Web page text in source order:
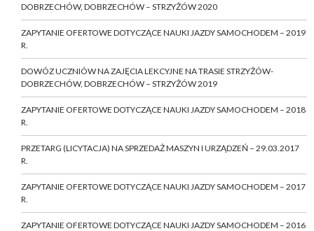
DOBRZECHÓW, DOBRZECHÓW – STRZYŻÓW 2020
ZAPYTANIE OFERTOWE DOTYCZĄCE NAUKI JAZDY SAMOCHODEM – 2019
R.
DOWÓZ UCZNIÓW NA ZAJĘCIA LEKCYJNE NA TRASIE STRZYŻÓW-
DOBRZECHÓW, DOBRZECHÓW – STRZYŻÓW 2019
ZAPYTANIE OFERTOWE DOTYCZĄCE NAUKI JAZDY SAMOCHODEM – 2018
R.
PRZETARG (LICYTACJA) NA SPRZEDAŻ MASZYN I URZĄDZEŃ – 29.03.2017
R.
ZAPYTANIE OFERTOWE DOTYCZĄCE NAUKI JAZDY SAMOCHODEM – 2017
R.
ZAPYTANIE OFERTOWE DOTYCZĄCE NAUKI JAZDY SAMOCHODEM – 2016